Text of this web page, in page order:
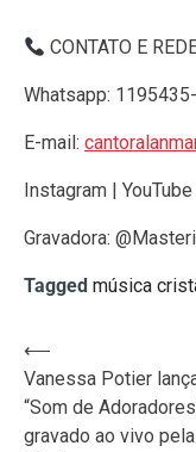
CONTATO E
Whatsapp:
E-mail:
Instagram |
Gravadora:
Tagged música
Navegação
de
Post
⟵
Vanessa Potier
“Som de
gravado ao vivo